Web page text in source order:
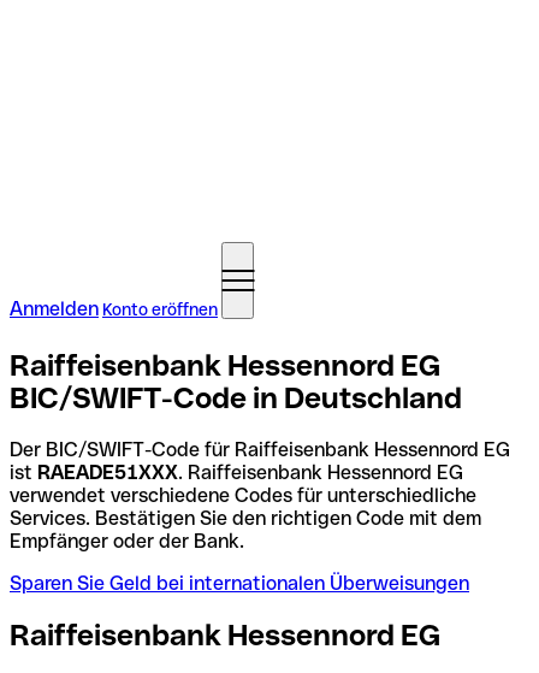
Anmelden Konto eröffnen
Raiffeisenbank Hessennord EG
BIC/SWIFT-Code in Deutschland
Der BIC/SWIFT-Code für Raiffeisenbank Hessennord EG
ist RAEADE51XXX. Raiffeisenbank Hessennord EG
verwendet verschiedene Codes für unterschiedliche
Services. Bestätigen Sie den richtigen Code mit dem
Empfänger oder der Bank.
Sparen Sie Geld bei internationalen Überweisungen
Raiffeisenbank Hessennord EG